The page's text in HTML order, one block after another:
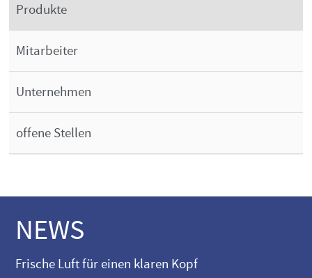
Produkte
Mitarbeiter
Unternehmen
offene Stellen
NEWS
Frische Luft für einen klaren Kopf